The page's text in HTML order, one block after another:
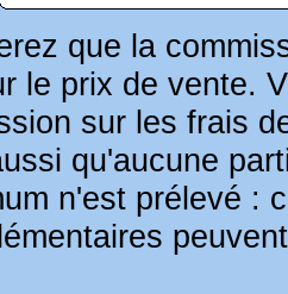
que la
le prix de vente.
sur les frais
qu'aucune
n'est prélevé :